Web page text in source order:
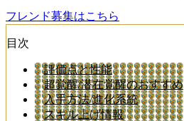
フレンド募集はこちら
目次
評価点と性能
超覚醒/潜在覚醒のおすすめ
入手方法/進化系統
スキル上げ情報